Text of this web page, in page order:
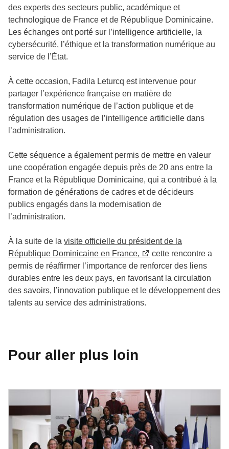
des experts des secteurs public, académique et
technologique de France et de République Dominicaine.
Les échanges ont porté sur l’intelligence artificielle, la
cybersécurité, l’éthique et la transformation numérique au
service de l’État.
À cette occasion, Fadila Leturcq est intervenue pour
partager l’expérience française en matière de
transformation numérique de l’action publique et de
régulation des usages de l’intelligence artificielle dans
l’administration.
Cette séquence a également permis de mettre en valeur
une coopération engagée depuis près de 20 ans entre la
France et la République Dominicaine, qui a contribué à la
formation de générations de cadres et de décideurs
publics engagés dans la modernisation de
l’administration.
À la suite de la visite officielle du président de la
République Dominicaine en France,
cette rencontre a
permis de réaffirmer l’importance de renforcer des liens
durables entre les deux pays, en favorisant la circulation
des savoirs, l’innovation publique et le développement des
talents au service des administrations.
Pour aller plus loin